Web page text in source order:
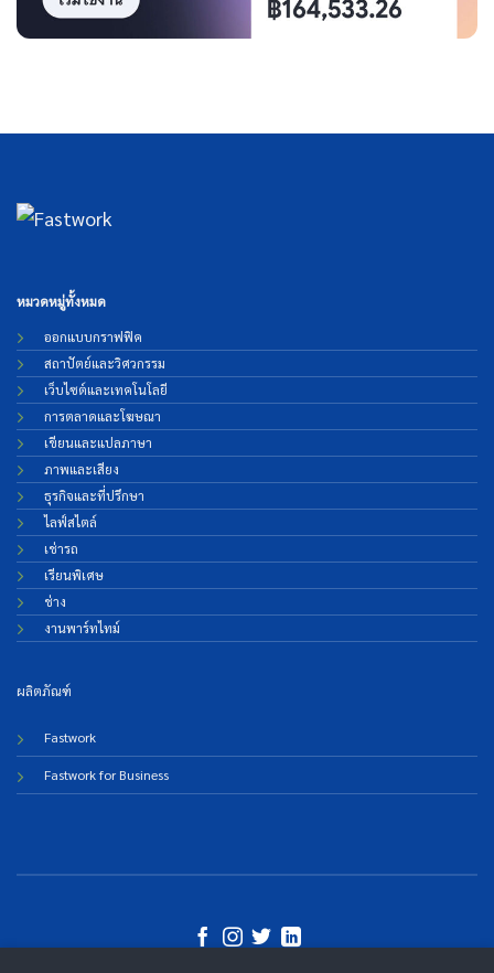
หมวดหมู่ทั้งหมด
ออกแบบกราฟฟิค
สถาปัตย์และวิศวกรรม
เว็บไซต์และเทคโนโลยี
การตลาดและโฆษณา
เขียนและแปลภาษา
ภาพและเสียง
ธุรกิจและที่ปรึกษา
ไลฟ์สไตล์
เช่ารถ
เรียนพิเศษ
ช่าง
งานพาร์ทไทม์
ผลิตภัณฑ์
Fastwork
Fastwork for Business